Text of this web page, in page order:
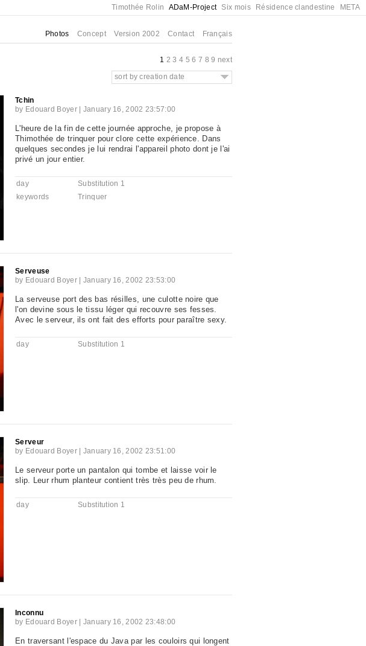
Timothée Rolin ADaM-Project Six mois Résidence clandestine META
Photos Concept Version 2002 Contact Français
1 2 3 4 5 6 7 8 9 next
sort by creation date
Tchin
by Edouard Boyer| January 16, 2002 23:57:00
L'heure de la fin de cette journée approche, je propose à
Thimothée de trinquer pour clore cette expérience. Dans
quelques secondes je lui rendrai l'appareil photo dont je l'ai
privé un jour entier.
day
Substitution 1
keywords
Trinquer
Serveuse
by Edouard Boyer| January 16, 2002 23:53:00
La serveuse port des bas résilles, une culotte noire que
l'on devine sous le tissu léger qui recouvre ses fesses.
Avec le serveur, ils ont fait des efforts pour paraître sexy.
day Substitution 1
Serveur
by Edouard Boyer| January 16, 2002 23:51:00
Le serveur porte un pantalon qui tombe et laisse voir le
slip. Leur rhum planteur contient très très peu de rhum.
day Substitution 1
Inconnu
by Edouard Boyer| January 16, 2002 23:48:00
En traversant l'espace du Java par les couloirs qui longent